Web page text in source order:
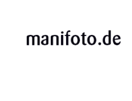
content